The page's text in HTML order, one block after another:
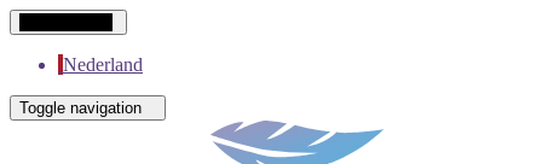
Nederland
Toggle navigation